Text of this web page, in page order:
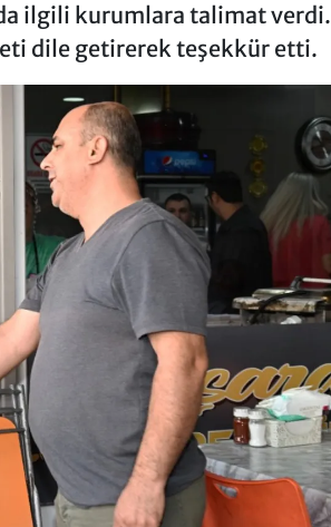
ilgili kurumlara talimat verdi.
dile getirerek teşekkür etti.